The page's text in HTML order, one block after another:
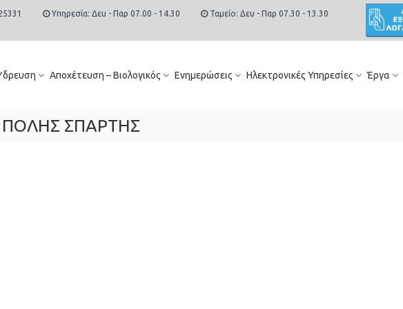
Υπηρεσία: Δευ - Παρ 07.00 - 14.30 Ταμείο: Δευ - Παρ 07.30 - 13.30
Αποχέτευση – Βιολογικός Ενημερώσεις Ηλεκτρονικές Υπηρεσίες Έργα
ΣΠΑΡΤΗΣ